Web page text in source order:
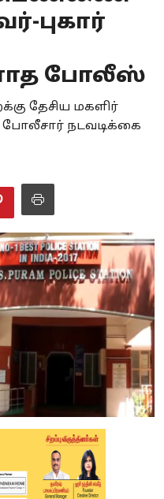
புகார்
போலீஸ்
தேசிய மகளிர்
நடவடிக்கை